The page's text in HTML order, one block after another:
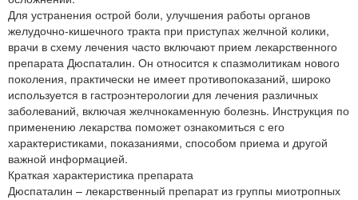
Для устранения острой боли, улучшения работы органов
желудочно-кишечного тракта при приступах желчной колики,
врачи в схему лечения часто включают прием лекарственного
препарата Дюспаталин. Он относится к спазмолитикам нового
поколения, практически не имеет противопоказаний, широко
используется в гастроэнтерологии для лечения различных
заболеваний, включая желчнокаменную болезнь. Инструкция по
применению лекарства поможет ознакомиться с его
характеристиками, показаниями, способом приема и другой
важной информацией.
Краткая характеристика препарата
Дюспаталин – лекарственный препарат из группы миотропных